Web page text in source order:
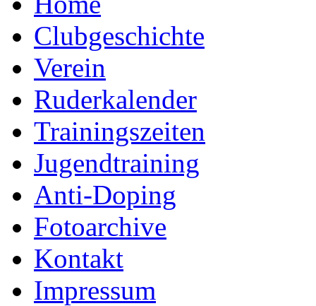
Clubgeschichte
Verein
Ruderkalender
Trainingszeiten
Jugendtraining
Anti-Doping
Fotoarchive
Kontakt
Impressum